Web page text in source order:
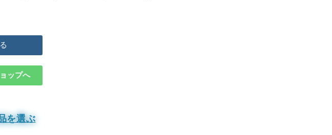
る
ップへ
を選ぶ